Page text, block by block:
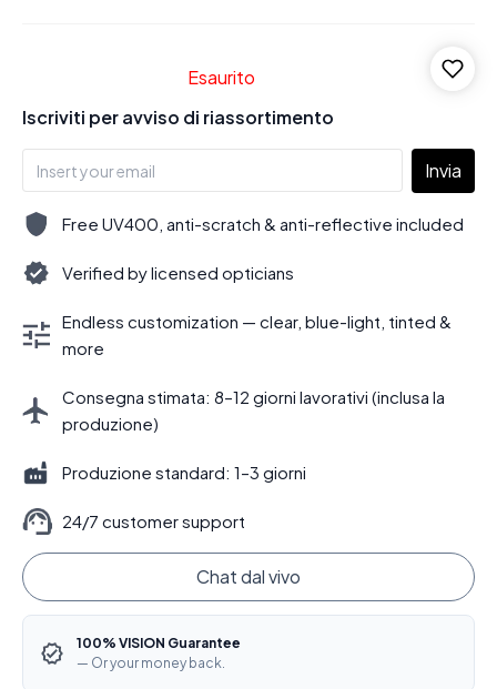
Esaurito
Iscriviti per avviso di riassortimento
Invia
Free UV400, anti-scratch & anti-reflective included
Verified by licensed opticians
Endless customization — clear, blue-light, tinted &
more
Consegna stimata: 8–12 giorni lavorativi (inclusa la
produzione)
Produzione standard: 1–3 giorni
24/7 customer support
Chat dal vivo
100% VISION Guarantee
— Or your money back.